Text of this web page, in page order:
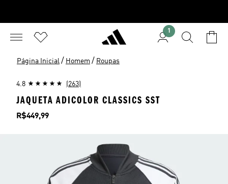
1
Página Inicial / Homem / Roupas
4.8 (263)
JAQUETA ADICOLOR CLASSICS SST
Preço
R$449,99